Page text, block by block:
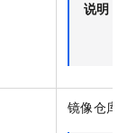
说明
镜像仓库